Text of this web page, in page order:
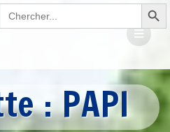
Search Search Button
Passer
au
:PAPI